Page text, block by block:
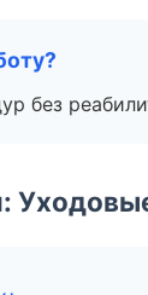
без